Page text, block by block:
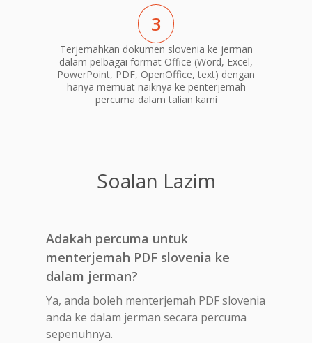
3
Terjemahkan dokumen slovenia ke jerman
dalam pelbagai format Office (Word, Excel,
PowerPoint, PDF, OpenOffice, text) dengan
hanya memuat naiknya ke penterjemah
percuma dalam talian kami
Soalan Lazim
Adakah percuma untuk
menterjemah PDF slovenia ke
dalam jerman?
Ya, anda boleh menterjemah PDF slovenia
anda ke dalam jerman secara percuma
sepenuhnya.